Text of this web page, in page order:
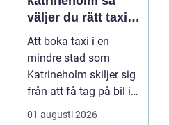
väljer du rätt taxi
för trygga resor
Att boka taxi i en
mindre stad som
Katrineholm skiljer sig
från att få tag på bil i
en storstad. Utb...
01 augusti 2026